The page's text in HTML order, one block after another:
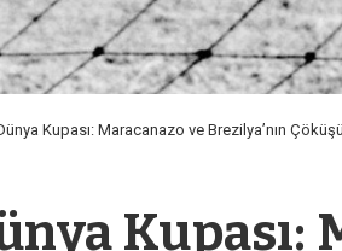
Kupası: Maracanazo ve Brezilya’nın
Kupası: